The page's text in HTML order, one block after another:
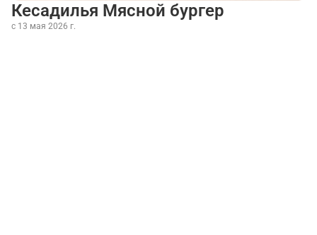
Кесадилья Мясной бургер
с 13 мая 2026 г.